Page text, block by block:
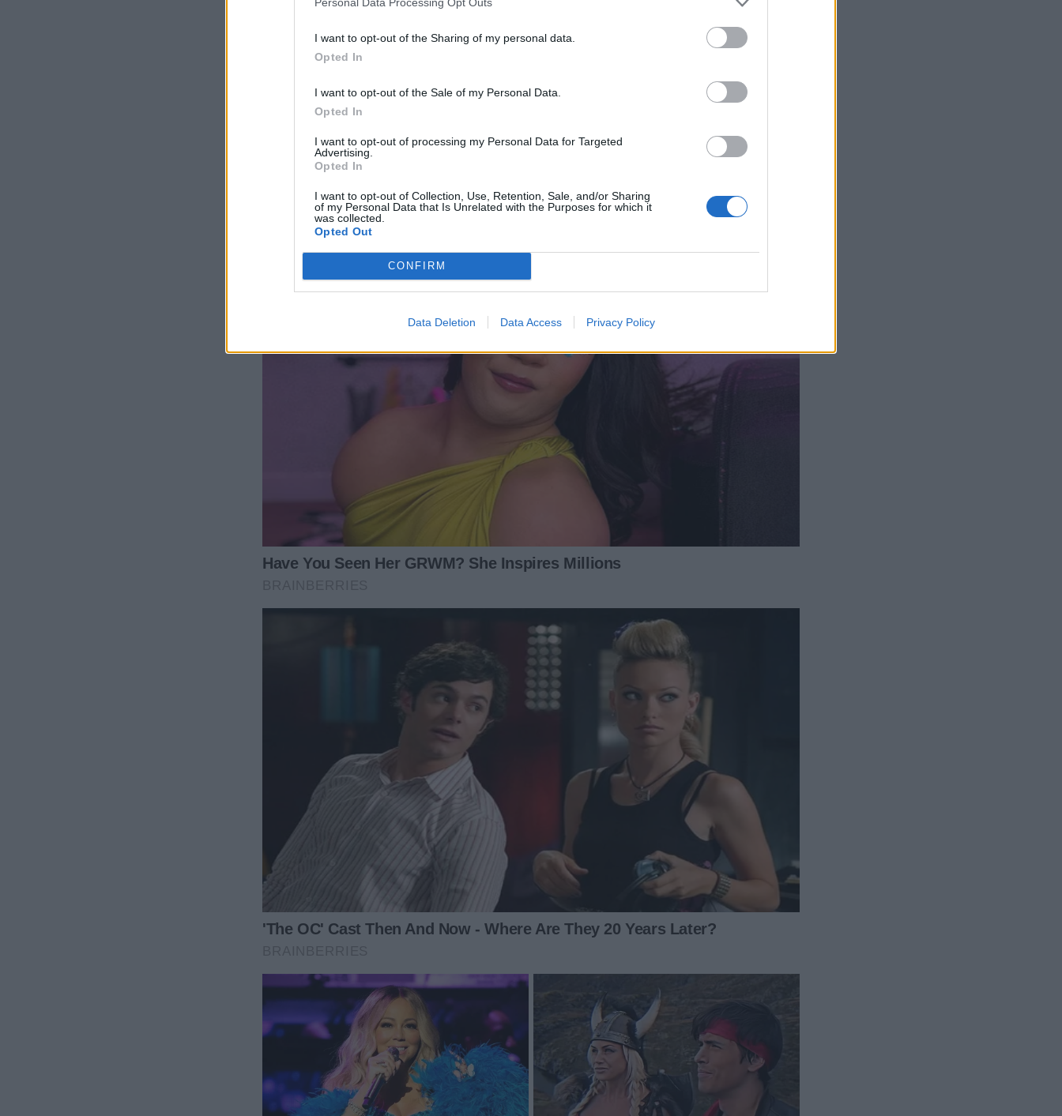
I want to opt-out of the Sharing of my personal data.
Opted In
I want to opt-out of the Sale of my Personal Data.
Opted In
I want to opt-out of processing my Personal Data for Targeted
Advertising.
Opted In
I want to opt-out of Collection, Use, Retention, Sale, and/or Sharing
of my Personal Data that Is Unrelated with the Purposes for which it
was collected.
Opted Out
CONFIRM
Data Deletion Data Access Privacy Policy